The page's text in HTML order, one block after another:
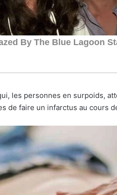
les personnes en surpoids,
de faire un infarctus au cours